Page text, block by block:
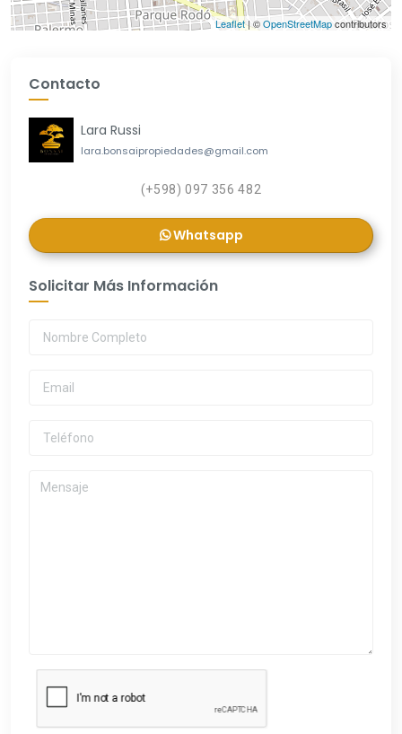
Leaflet| ©OpenStreetMapcontributors
Contacto
Lara Russi
lara.bonsaipropiedades@gmail.com
(+598) 097 356 482
Whatsapp
Solicitar Más Información